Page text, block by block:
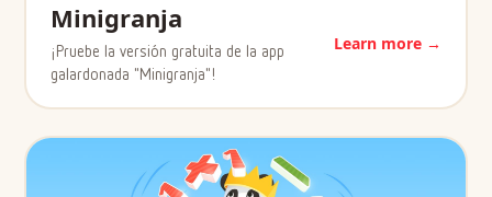
Minigranja
¡Pruebe la versión gratuita de la app
galardonada "Minigranja"!
Learn more →